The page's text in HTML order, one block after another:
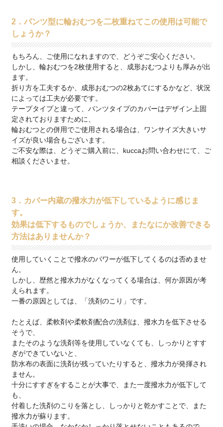
2．パンツ型に輪おむつを二枚重ねてこの使用は可能で
しょうか？
もちろん、ご使用になれますので、どうぞご安心ください。
しかし、輪おむつを2枚使用すると、成形おむつよりも厚みが出
ます。
折り方を工夫するか、成形おむつの2枚あてにするかなど、状況
によっては工夫が必要です。
テープタイプと違って、パンツタイプのカバーはデザイン上固
定されておりますために、
輪おむつとの併用でご使用される場合は、ワンサイズ大きいサ
イズが良い場合もございます。
ご不安な際は、どうぞご購入前に、kuccaお問い合わせにて、ご
相談くださいませ。
3．カバー内蔵の撥水力が低下しているように感じま
す。
効果は低下するものでしょうか、またなにか改善できる
方法はありませんか？
使用していくことで撥水のパワーが低下してくるのは否めませ
ん。
しかし、歴然と撥水力がなくなってくる場合は、何か原因が考
えられます。
一番の原因としては、「洗剤のこり」です。
たとえば、柔軟剤や柔軟剤配合の洗剤は、撥水力を低下させる
そうで、
またそのような洗剤等を使用していなくても、しっかりとすす
ぎができていないと、
防水布の表面に洗剤が残っていたりすると、撥水力が発揮され
ません。
十分にすすぎをすることが大事で、また一度撥水力が低下して
も、
付着した洗剤のこりを落とし、しっかりと乾かすことで、また
撥水力が蘇ります。